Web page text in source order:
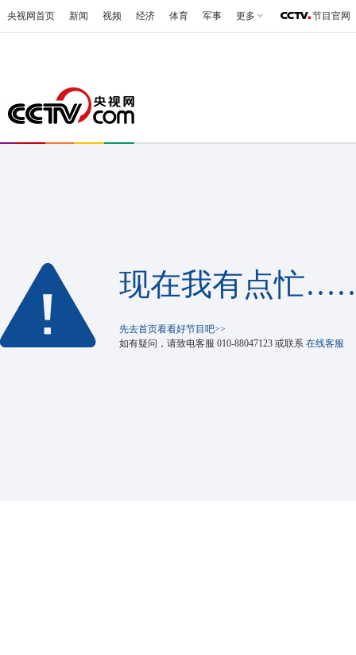
央视网首页 新闻 视频 经济 体育 军事 更多 节目官网
现在我有点忙
先去首页看看好节目吧>>
如有疑问，请致电客服 010-88047123 或联系 在线客服